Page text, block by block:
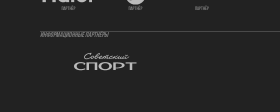
партнёр партнёр партнёр
ИНФОРМАЦИОННЫЕ ПАРТНЁРЫ